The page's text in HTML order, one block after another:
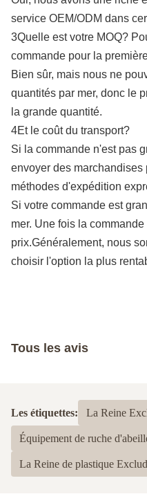
service OEM/ODM dans
3Quelle est votre MOQ?
commande pour la
Bien sûr, mais nous ne
quantités par mer, donc le
la grande quantité.
4Et le coût du transport?
Si la commande n'est pas
envoyer des
méthodes d'expédition
Si votre commande est
mer. Une fois la
prix.Généralement, nous
choisir l'option la plus
Tous les avis
Basé sur 50 critiques
5
Les étiquettes: La Reine
Équipement de ruche
La Reine de plastique